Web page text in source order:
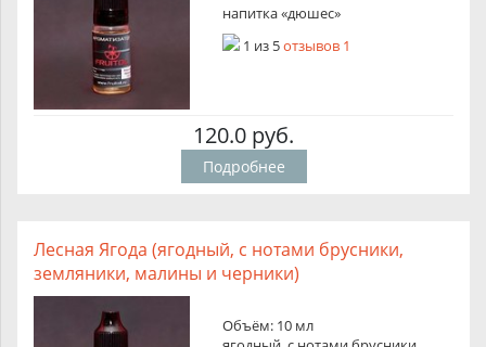
напитка «дюшес»
1 из 5отзывов 1
120.0 руб.
Подробнее
Лесная Ягода (ягодный, с нотами брусники,
земляники, малины и черники)
Объём: 10 мл